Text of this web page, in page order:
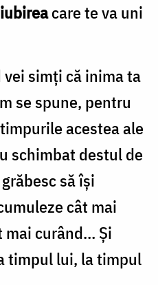
iubireacare te va uni
vei simţi că inima ta
se spune, pentru
acestea ale
schimbat destul de
să îşi
cât mai
mai curând… Şi
timpul lui, la timpul